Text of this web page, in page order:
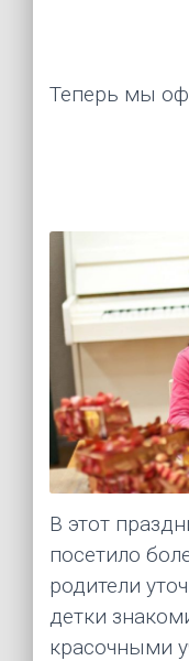
Теперь мы
В этот
посетило
родители
детки
красочными